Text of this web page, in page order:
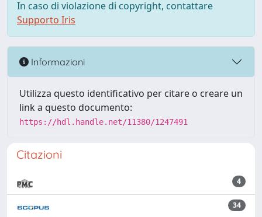
In caso di violazione di copyright, contattare
Supporto Iris
Informazioni
Utilizza questo identificativo per citare o creare un
link a questo documento:
https://hdl.handle.net/11380/1247491
Citazioni
4
34